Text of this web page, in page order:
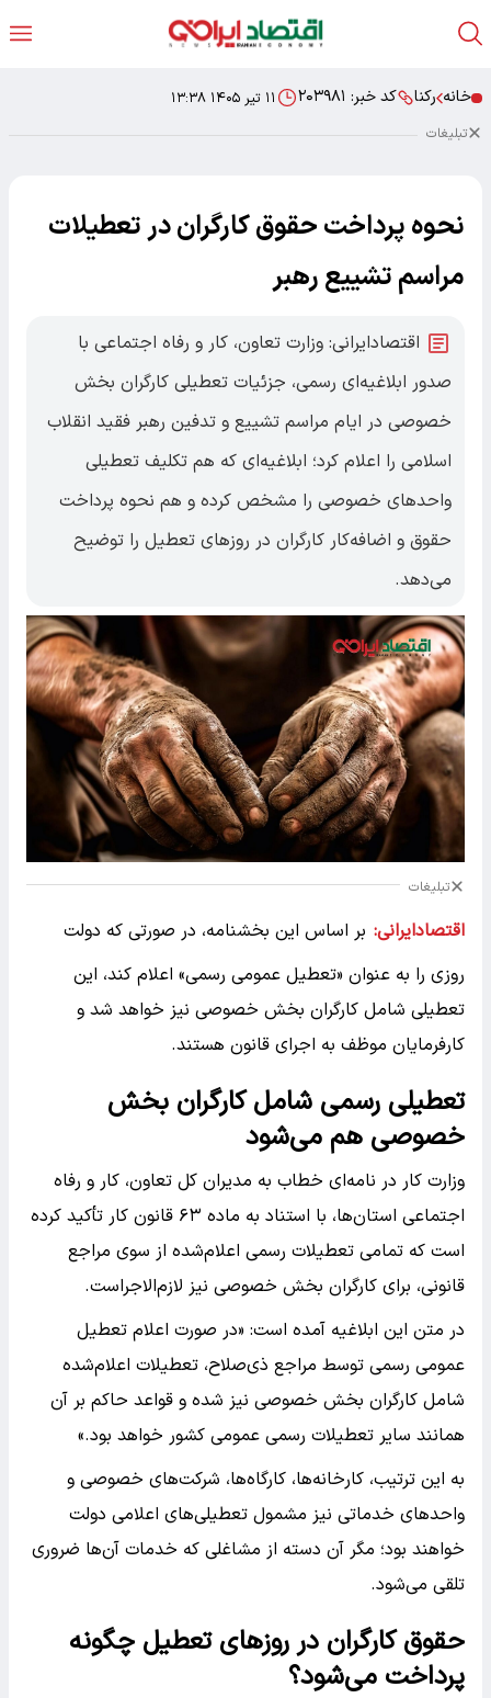
خانه رکنا کد خبر: ۲۰۳۹۸۱ ۱۱ تیر ۱۴۰۵ ۱۳:۳۸
تبلیغات
نحوه پرداخت حقوق کارگران در تعطیلات
مراسم تشییع رهبر
اقتصادایرانی: وزارت تعاون، کار و رفاه اجتماعی با
صدور ابلاغیه‌ای رسمی، جزئیات تعطیلی کارگران بخش
خصوصی در ایام مراسم تشییع و تدفین رهبر فقید انقلاب
اسلامی را اعلام کرد؛ ابلاغیه‌ای که هم تکلیف تعطیلی
واحدهای خصوصی را مشخص کرده و هم نحوه پرداخت
حقوق و اضافه‌کار کارگران در روزهای تعطیل را توضیح
می‌دهد.
تبلیغات
اقتصادایرانی: بر اساس این بخشنامه، در صورتی که دولت
روزی را به عنوان «تعطیل عمومی رسمی» اعلام کند، این
تعطیلی شامل کارگران بخش خصوصی نیز خواهد شد و
کارفرمایان موظف به اجرای قانون هستند.
تعطیلی رسمی شامل کارگران بخش
خصوصی هم می‌شود
وزارت کار در نامه‌ای خطاب به مدیران کل تعاون، کار و رفاه
اجتماعی استان‌ها، با استناد به ماده ۶۳ قانون کار تأکید کرده
است که تمامی تعطیلات رسمی اعلام‌شده از سوی مراجع
قانونی، برای کارگران بخش خصوصی نیز لازم‌الاجراست.
در متن این ابلاغیه آمده است: «در صورت اعلام تعطیل
عمومی رسمی توسط مراجع ذی‌صلاح، تعطیلات اعلام‌شده
شامل کارگران بخش خصوصی نیز شده و قواعد حاکم بر آن
همانند سایر تعطیلات رسمی عمومی کشور خواهد بود.»
به این ترتیب، کارخانه‌ها، کارگاه‌ها، شرکت‌های خصوصی و
واحدهای خدماتی نیز مشمول تعطیلی‌های اعلامی دولت
خواهند بود؛ مگر آن دسته از مشاغلی که خدمات آن‌ها ضروری
تلقی می‌شود.
حقوق کارگران در روزهای تعطیل چگونه
پرداخت می‌شود؟